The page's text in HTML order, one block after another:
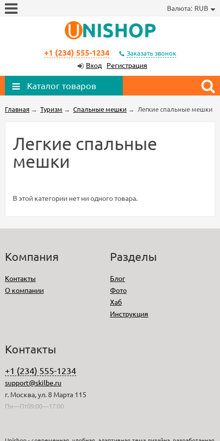
Валюта: RUB
+1 (234) 555-1234 Заказать звонок
Вход Регистрация
Каталог товаров
Главная → Туризм → Спальные мешки → Легкие спальные мешки
Легкие спальные
мешки
В этой категории нет ни одного товара.
Компания
Контакты
О компании
Разделы
Блог
Фото
Хаб
Инструкция
Контакты
+1 (234) 555-1234
support@skilbe.ru
г. Москва, ул. 8 Марта 115
Пн—Пт09:00—17:00